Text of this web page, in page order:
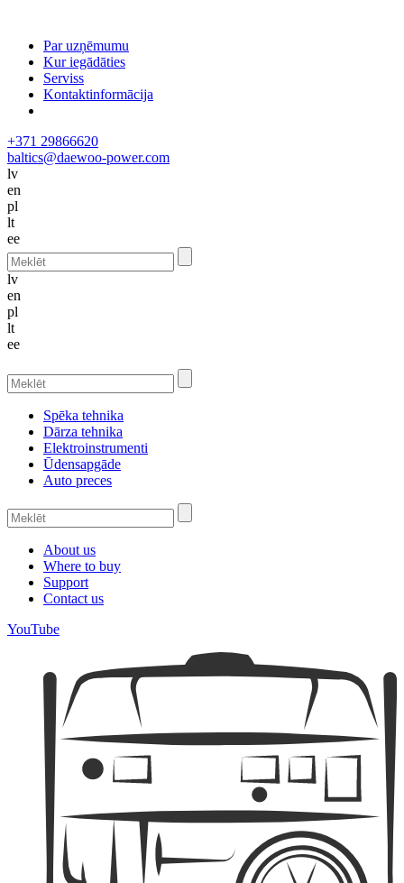
Par uzņēmumu
Kur iegādāties
Serviss
Kontaktinformācija
+371 29866620
baltics@daewoo-power.com
lv
en
pl
lt
ee
lv
en
pl
lt
ee
Spēka tehnika
Dārza tehnika
Elektroinstrumenti
Ūdensapgāde
Auto preces
About us
Where to buy
Support
Contact us
YouTube